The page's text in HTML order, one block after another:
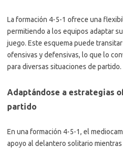
La formación 4-5-1 ofrece una
permitiendo a los equipos adaptar
juego. Este esquema puede
ofensivas y defensivas, lo que lo
para diversas situaciones de partido.
Adaptándose a estrategias
partido
En una formación 4-5-1, el
apoyo al delantero solitario